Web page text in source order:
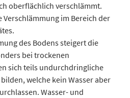
oberflächlich verschlämmt.
im Bereich der
des Bodens steigert die
bei trockenen
sich teils undurchdringliche
welche kein Wasser aber
Wasser- und